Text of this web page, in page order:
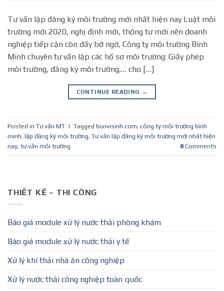
Tư vấn lập đăng ký môi trường mới nhất hiện nay Luật môi
trường mới 2020, nghị định mới, thông tư mới nên doanh
nghiệp tiếp cận còn đầy bỡ ngỡ, Công ty môi trường Bình
Minh chuyên tư vấn lập các hồ sơ môi trường: Giấy phép
môi trường, đăng ký môi trường,… cho […]
CONTINUE READING →
Posted in Tư vấn MT | Tagged bunvisinh.com, công ty môi trường bình
minh, lập đăng ký môi trường, Tư vấn lập đăng ký môi trường mới nhất hiện
nay, tư vấn môi trường 8 Comments
THIẾT KẾ – THI CÔNG
Báo giá module xử lý nước thải phòng khám
Báo giá module xử lý nước thải y tế
Xử lý khí thải nhà ăn công nghiệp
Xử lý nước thải công nghiệp toàn quốc